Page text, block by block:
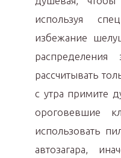
используя
избежание
рассчитывать
с утра примите
ороговевшие
использовать
автозагара,